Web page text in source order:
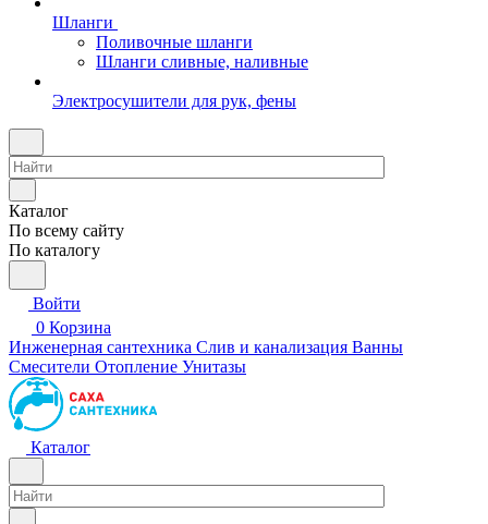
Шланги
Поливочные шланги
Шланги сливные, наливные
Электросушители для рук, фены
Каталог
По всему сайту
По каталогу
Войти
0 Корзина
Инженерная сантехника Слив и канализация Ванны
Смесители Отопление Унитазы
Каталог